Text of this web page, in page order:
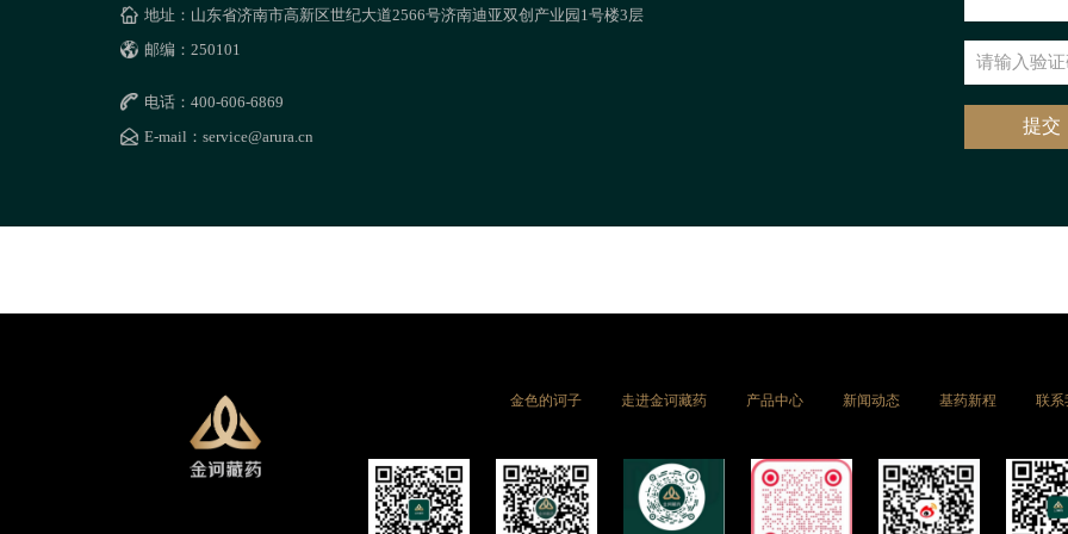
地址：山东省济南市高新区世纪大道2566号济南迪亚双创产业园1号楼3层
邮编：250101
电话：400-606-6869
E-mail：service@arura.cn
提交
金色的诃子 走进金诃藏药 产品中心 新闻动态 基药新程 联系